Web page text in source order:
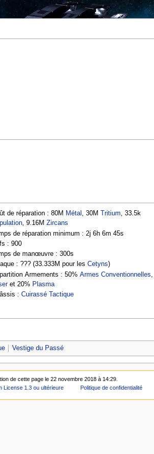
de réparation : 80M Métal , 30M Tritium, 33.5k
, 9.16MZircans
de réparation minimum : 2j 6h 6m 45s
: 900
de manœuvre : 300s
: ??? (33.333M pour lesCetyns)
Armements : 50%Armes Conventionnelles
et 20% Plasma
:Cuirassé Tactique
Vestige du Passé
de cette page le 22 novembre 2018 à 14:29.
License 1.3 ou ultérieure Politique de confidentialité